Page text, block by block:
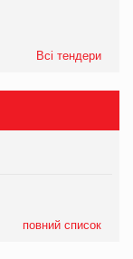
Всі тендери
повний список